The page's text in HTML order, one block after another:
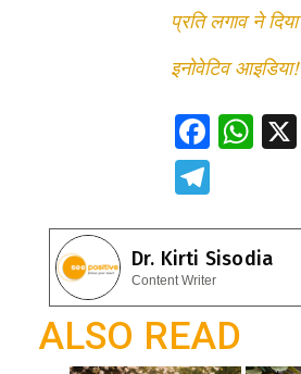
प्रति लगाव ने दिया
इनोवेटिव आइडिया!
F
b
o
o
k
W
s
A
p
e
gr
a
m
Dr. Kirti Sisodia
Content Writer
ALSO READ